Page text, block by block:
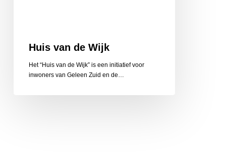
Huis van de Wijk
Het “Huis van de Wijk” is een initiatief voor
inwoners van Geleen Zuid en de…